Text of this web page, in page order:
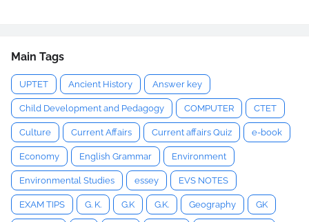
Main Tags
UPTET Ancient History Answer key
Child Development and Pedagogy COMPUTER CTET
Culture Current Affairs Current affairs Quiz e-book
Economy English Grammar Environment
Environmental Studies essey EVS NOTES
EXAM TIPS G. K. G.K G.K. Geography GK